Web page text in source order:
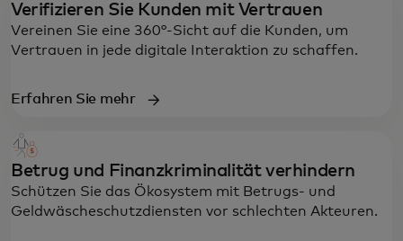
Verifizieren Sie Kunden mit Vertrauen
Vereinen Sie eine 360°-Sicht auf die Kunden, um
Vertrauen in jede digitale Interaktion zu schaffen.
Erfahren Sie mehr
Betrug und Finanzkriminalität verhindern
Schützen Sie das Ökosystem mit Betrugs- und
Geldwäscheschutzdiensten vor schlechten Akteuren.